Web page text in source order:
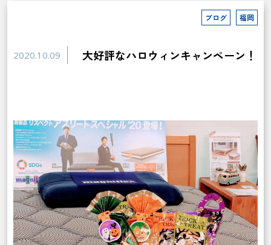
ブログ 福岡
2020.10.09 大好評なハロウィンキャンペーン！